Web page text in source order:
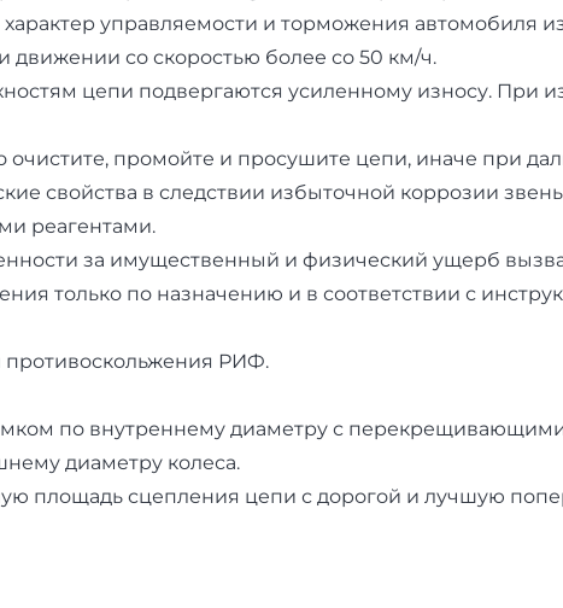
управляемости и торможения автомобиля
движении со скоростью более со 50 км/ч.
цепи подвергаются усиленному износу. При
очистите, промойте и просушите цепи, иначе при
свойства в следствии избыточной коррозии
реагентами.
за имущественный и физический ущерб
только по назначению и в соответствии с
РИФ.
по внутреннему диаметру с
диаметру колеса.
площадь сцепления цепи с дорогой и лучшую